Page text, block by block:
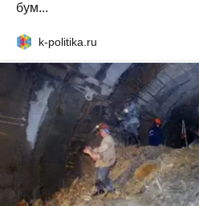
бум...
k-politika.ru